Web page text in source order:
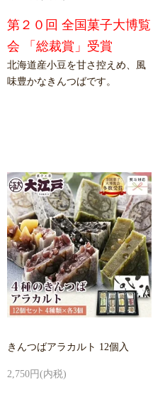
第２０回 全国菓子大博覧
会 「総裁賞」受賞
北海道産小豆を甘さ控えめ、風
味豊かなきんつばです。
きんつばアラカルト 12個入
2,750円(内税)